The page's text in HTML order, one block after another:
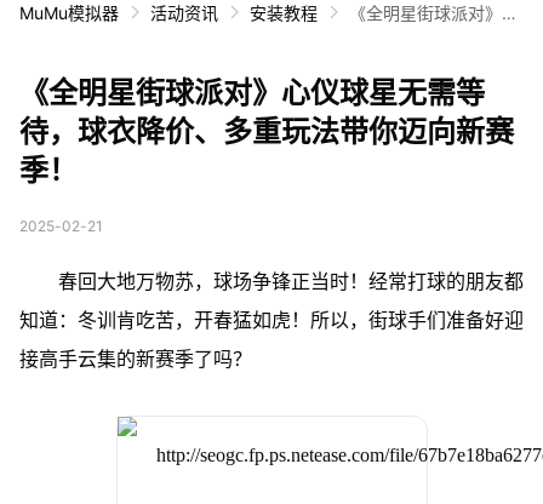
MuMu模拟器 活动资讯 安装教程
《全明星街球派对》心
向新赛季！
《全明星街球派对》心仪球星无需等
待，球衣降价、多重玩法带你迈向新赛
季！
2025-02-21
春回大地万物苏，球场争锋正当时！经常打球的朋友都
知道：冬训肯吃苦，开春猛如虎！所以，街球手们准备好迎
接高手云集的新赛季了吗？